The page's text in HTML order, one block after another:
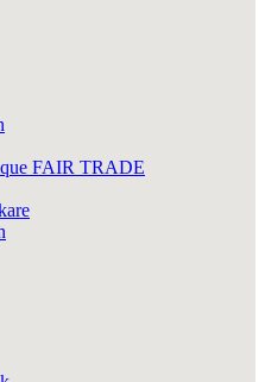
FAIR TRADE